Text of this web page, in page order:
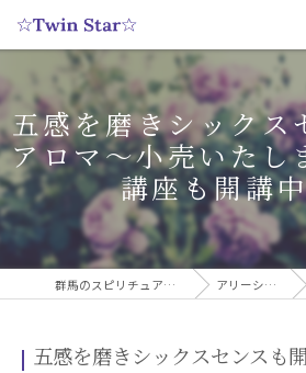
五感を磨きシックス
アロマ〜小売いたし
講座も開講
群馬のスピリチュアルヒーリングサロンなら実績多数の☆Twin Star☆ アリーシャのスピリチュアルブログ
五感を磨きシックスセンスも